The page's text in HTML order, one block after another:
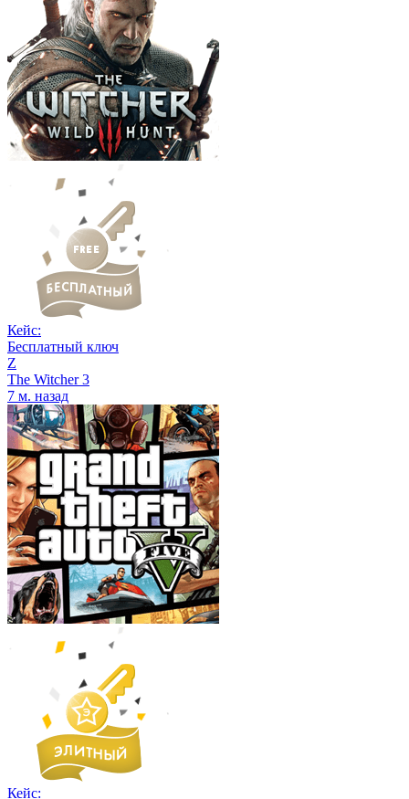
Кейс:
Бесплатный ключ
Z
The Witcher 3
7 м. назад
Кейс: